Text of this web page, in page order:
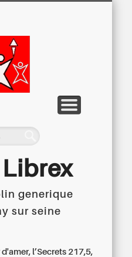
generique
sur seine
l’Secrets 217,5,